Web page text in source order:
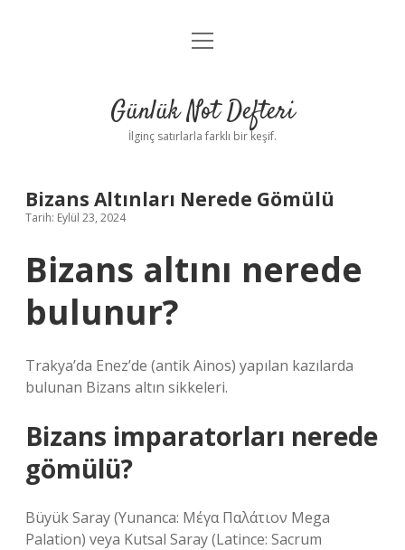
Anasayfa
Yasal Uyarı
menüyü
Günlük Not Defteri
İlginç satırlarla farklı bir keşif.
Bizans Altınları Nerede Gömülü
Tarih: Eylül 23, 2024
Bizans altını nerede
bulunur?
Trakya’da Enez’de (antik Ainos) yapılan kazılarda
bulunan Bizans altın sikkeleri.
Bizans imparatorları nerede
gömülü?
Büyük Saray (Yunanca: Μέγα Παλάτιον Mega
Palation) veya Kutsal Saray (Latince: Sacrum